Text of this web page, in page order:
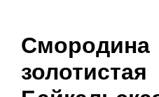
Смородина
золотистая